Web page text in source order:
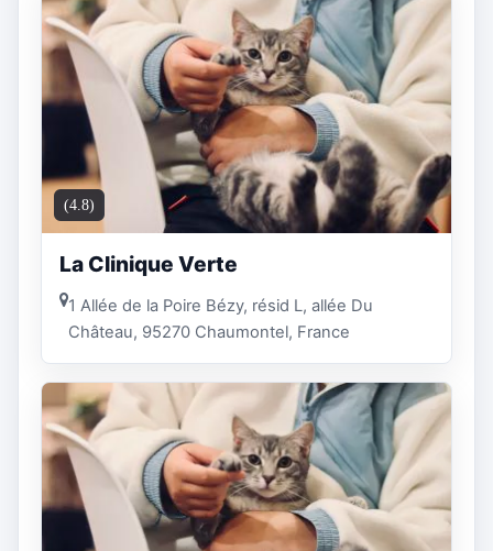
(4.8)
La Clinique Verte
1 Allée de la Poire Bézy, résid L, allée Du
Château, 95270 Chaumontel, France